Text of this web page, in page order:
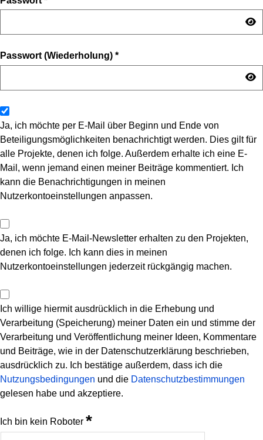
Passwort (Wiederholung) *
Ja, ich möchte per E-Mail über Beginn und Ende von
Beteiligungsmöglichkeiten benachrichtigt werden. Dies gilt für
alle Projekte, denen ich folge. Außerdem erhalte ich eine E-
Mail, wenn jemand einen meiner Beiträge kommentiert. Ich
kann die Benachrichtigungen in meinen
Nutzerkontoeinstellungen anpassen.
Ja, ich möchte E-Mail-Newsletter erhalten zu den Projekten,
denen ich folge. Ich kann dies in meinen
Nutzerkontoeinstellungen jederzeit rückgängig machen.
Ich willige hiermit ausdrücklich in die Erhebung und
Verarbeitung (Speicherung) meiner Daten ein und stimme der
Verarbeitung und Veröffentlichung meiner Ideen, Kommentare
und Beiträge, wie in der Datenschutzerklärung beschrieben,
ausdrücklich zu. Ich bestätige außerdem, dass ich die
Nutzungsbedingungen und die Datenschutzbestimmungen
gelesen habe und akzeptiere.
Ich bin kein Roboter *